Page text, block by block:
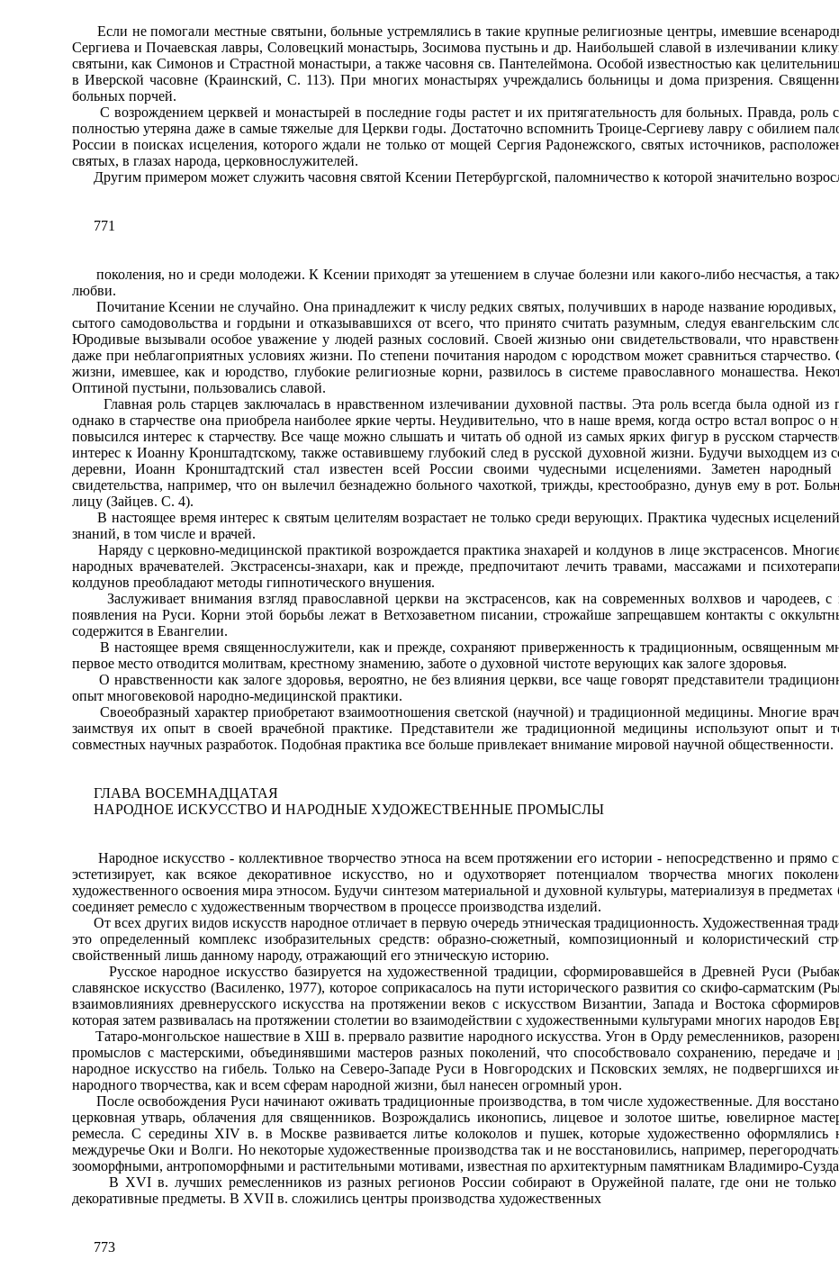
Если не помогали местные святыни, больные устремлялись в такие крупные религиозные центры, имевшие
Сергиева и Почаевская лавры, Соловецкий монастырь, Зосимова пустынь и др. Наибольшей славой в излечивании
святыни, как Симонов и Страстной монастыри, а также часовня св. Пантелеймона. Особой известностью как
в Иверской часовне (Краинский, С. 113). При многих монастырях учреждались больницы и дома призрения.
больных порчей.
С возрождением церквей и монастырей в последние годы растет и их притягательность для больных. Правда, роль
полностью утеряна даже в самые тяжелые для Церкви годы. Достаточно вспомнить Троице-Сергиеву лавру с обилием
России в поисках исцеления, которого ждали не только от мощей Сергия Радонежского, святых источников,
святых, в глазах народа, церковнослужителей.
Другим примером может служить часовня святой Ксении Петербургской, паломничество к которой значительно
771
поколения, но и среди молодежи. К Ксении приходят за утешением в случае болезни или какого-либо несчастья, а
любви.
Почитание Ксении не случайно. Она принадлежит к числу редких святых, получивших в народе название юродивых,
сытого самодовольства и гордыни и отказывавшихся от всего, что принято считать разумным, следуя
Юродивые вызывали особое уважение у людей разных сословий. Своей жизнью они свидетельствовали, что
даже при неблагоприятных условиях жизни. По степени почитания народом с юродством может сравниться старчество.
жизни, имевшее, как и юродство, глубокие религиозные корни, развилось в системе православного монашества.
Оптиной пустыни, пользовались славой.
Главная роль старцев заключалась в нравственном излечивании духовной паствы. Эта роль всегда была одной из
однако в старчестве она приобрела наиболее яркие черты. Неудивительно, что в наше время, когда остро встал вопрос
повысился интерес к старчеству. Все чаще можно слышать и читать об одной из самых ярких фигур в русском
интерес к Иоанну Кронштадтскому, также оставившему глубокий след в русской духовной жизни. Будучи выходцем из
деревни, Иоанн Кронштадтский стал известен всей России своими чудесными исцелениями. Заметен народный
свидетельства, например, что он вылечил безнадежно больного чахоткой, трижды, крестообразно, дунув ему в рот.
лицу (Зайцев. С. 4).
В настоящее время интерес к святым целителям возрастает не только среди верующих. Практика чудесных
знаний, в том числе и врачей.
Наряду с церковно-медицинской практикой возрождается практика знахарей и колдунов в лице экстрасенсов.
народных врачевателей. Экстрасенсы-знахари, как и прежде, предпочитают лечить травами, массажами и
колдунов преобладают методы гипнотического внушения.
Заслуживает внимания взгляд православной церкви на экстрасенсов, как на современных волхвов и чародеев, с
появления на Руси. Корни этой борьбы лежат в Ветхозаветном писании, строжайше запрещавшем контакты с
содержится в Евангелии.
В настоящее время священнослужители, как и прежде, сохраняют приверженность к традиционным, освященным
первое место отводится молитвам, крестному знамению, заботе о духовной чистоте верующих как залоге здоровья.
О нравственности как залоге здоровья, вероятно, не без влияния церкви, все чаще говорят представители
опыт многовековой народно-медицинской практики.
Своеобразный характер приобретают взаимоотношения светской (научной) и традиционной медицины. Многие врачи
заимствуя их опыт в своей врачебной практике. Представители же традиционной медицины используют опыт и
совместных научных разработок. Подобная практика все больше привлекает внимание мировой научной общественности.
ГЛАВА ВОСЕМНАДЦАТАЯ
НАРОДНОЕ ИСКУССТВО И НАРОДНЫЕ ХУДОЖЕСТВЕННЫЕ ПРОМЫСЛЫ
Народное искусство - коллективное творчество этноса на всем протяжении его истории - непосредственно и прямо
эстетизирует, как всякое декоративное искусство, но и одухотворяет потенциалом творчества многих
художественного освоения мира этносом. Будучи синтезом материальной и духовной культуры, материализуя в
соединяет ремесло с художественным творчеством в процессе производства изделий.
От всех других видов искусств народное отличает в первую очередь этническая традиционность. Художественная
это определенный комплекс изобразительных средств: образно-сюжетный, композиционный и колористический
свойственный лишь данному народу, отражающий его этническую историю.
Русское народное искусство базируется на художественной традиции, сформировавшейся в Древней Руси
славянское искусство (Василенко, 1977), которое соприкасалось на пути исторического развития со скифо-
взаимовлияниях древнерусского искусства на протяжении веков с искусством Византии, Запада и Востока
которая затем развивалась на протяжении столетии во взаимодействии с художественными культурами многих народов
Татаро-монгольское нашествие в ХШ в. прервало развитие народного искусства. Угон в Орду ремесленников,
промыслов с мастерскими, объединявшими мастеров разных поколений, что способствовало сохранению, передаче
народное искусство на гибель. Только на Северо-Западе Руси в Новгородских и Псковских землях, не подвергшихся
народного творчества, как и всем сферам народной жизни, был нанесен огромный урон.
После освобождения Руси начинают оживать традиционные производства, в том числе художественные. Для
церковная утварь, облачения для священников. Возрождались иконопись, лицевое и золотое шитье, ювелирное
ремесла. С середины XIV в. в Москве развивается литье колоколов и пушек, которые художественно
междуречье Оки и Волги. Но некоторые художественные производства так и не восстановились, например,
зооморфными, антропоморфными и растительными мотивами, известная по архитектурным памятникам Владимиро-
В XVI в. лучших ремесленников из разных регионов России собирают в Оружейной палате, где они не только
декоративные предметы. В XVII в. сложились центры производства художественных
773